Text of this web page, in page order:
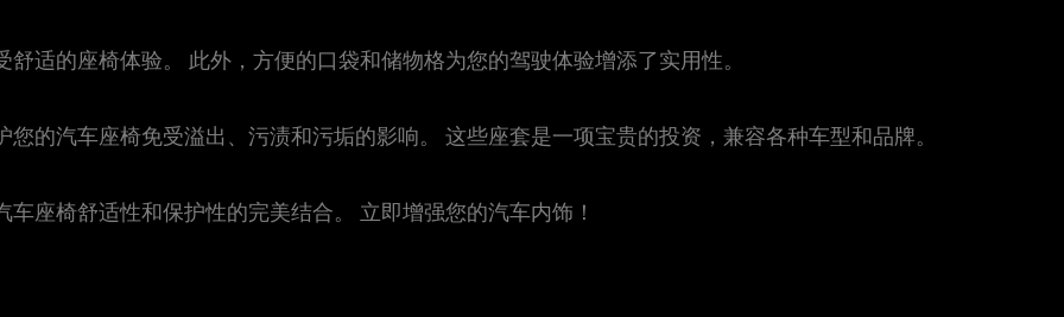
适的座椅体验。 此外，方便的口袋和储物格为您的驾驶体验增添了实用性。
的汽车座椅免受溢出、污渍和污垢的影响。 这些座套是一项宝贵的投资，兼容各种车型和品牌。
座椅舒适性和保护性的完美结合。 立即增强您的汽车内饰！